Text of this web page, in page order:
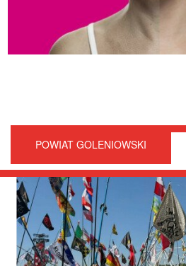
POWIAT GOLENIOWSKI